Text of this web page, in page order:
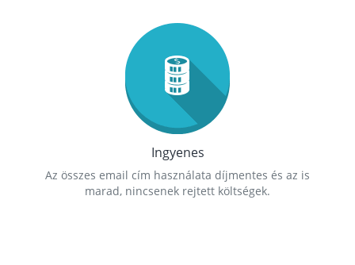
Ingyenes
Az összes email cím használata díjmentes és az is
marad, nincsenek rejtett költségek.